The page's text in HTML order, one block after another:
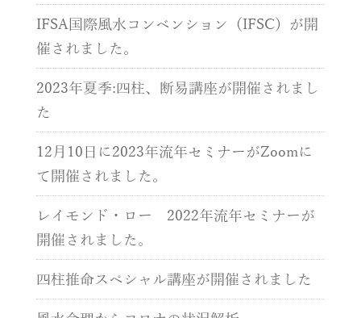
IFSA国際風水コンベンション（IFSC）が開
催されました。
2023年夏季:四柱、断易講座が開催されまし
た
12月10日に2023年流年セミナーがZoomに
て開催されました。
レイモンド・ロー 2022年流年セミナーが
開催されました。
四柱推命スペシャル講座が開催されました